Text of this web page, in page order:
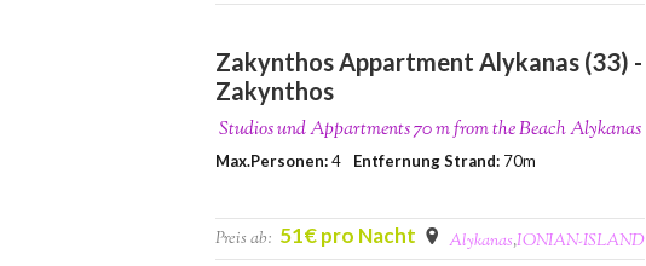
Zakynthos Appartment Alykanas (33) -
Zakynthos
Studios und Appartments 70 m from the Beach Alykanas
Max.Personen:4 Entfernung Strand: 70m
Preis ab: 51€ pro Nacht Alykanas,IONIAN-ISLAND